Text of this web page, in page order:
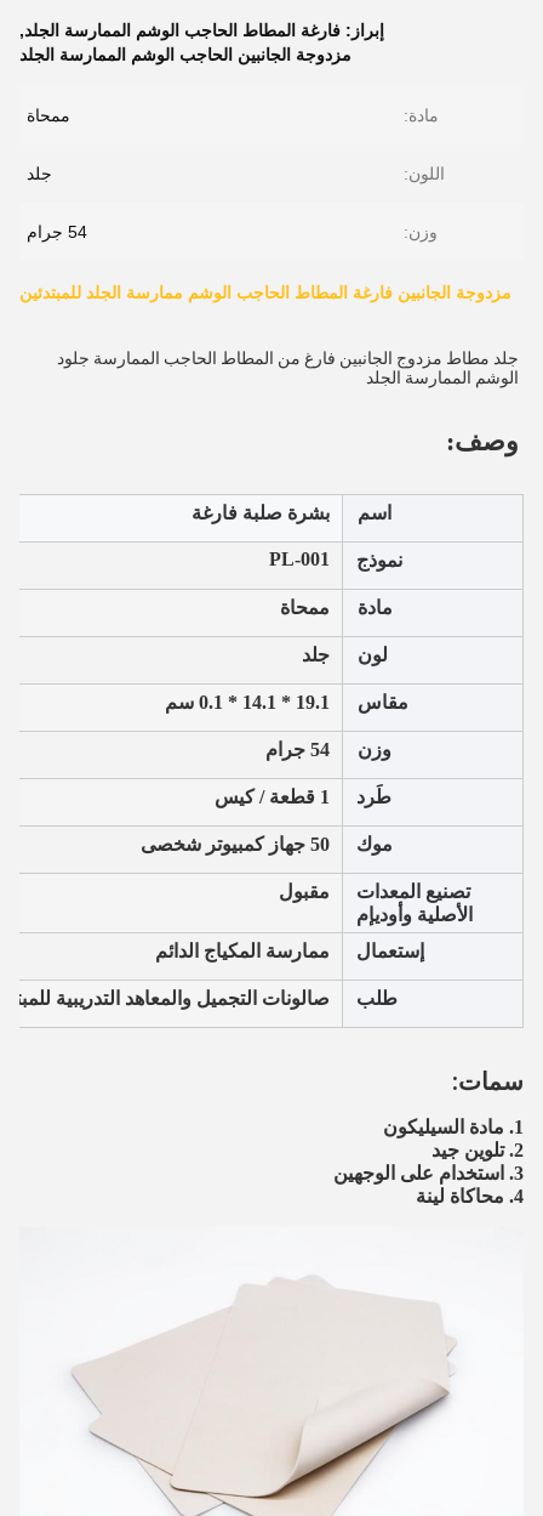
إبراز: فارغة المطاط الحاجب الوشم الممارسة الجلد,
مزدوجة الجانبين الحاجب الوشم الممارسة الجلد
مادة: ممحاة
اللون: جلد
وزن: 54 جرام
مزدوجة الجانبين فارغة المطاط الحاجب الوشم ممارسة الجلد للمبتدئين
الوشم الممارسة الجلد
وصف:
اسم بشرة صلبة فارغة
نموذج PL-001
مادة ممحاة
لون جلد
مقاس 19.1 * 14.1 * 0.1 سم
وزن 54 جرام
طَرد 1 قطعة / كيس
موك 50 جهاز كمبيوتر شخصى
تصنيع المعدات
الأصلية وأوديإم
مقبول
إستعمال ممارسة المكياج الدائم
طلب صالونات التجميل والمعاهد التدريبية
سمات:
1. مادة السيليكون
2. تلوين جيد
3. استخدام على الوجهين
4. محاكاة لينة